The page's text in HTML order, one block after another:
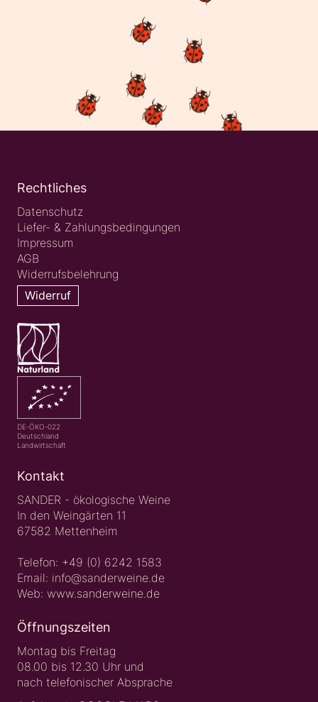
Rechtliches
Datenschutz
Liefer- & Zahlungsbedingungen
Impressum
AGB
Widerrufsbelehrung
Widerruf
DE-ÖKO-022
Deutschland
Landwirtschaft
Kontakt
SANDER - ökologische Weine
In den Weingärten 11
67582 Mettenheim
Telefon: +49 (0) 6242 1583
Email: info@sanderweine.de
Web: www.sanderweine.de
Öffnungszeiten
Montag bis Freitag
08.00 bis 12.30 Uhr und
nach telefonischer Absprache